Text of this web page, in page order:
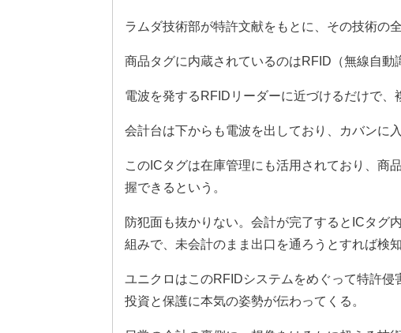
ラムダ技術部が特許文献をもとに、その技術の
商品タグに内蔵されているのはRFID（無線自動
電波を発するRFIDリーダーに近づけるだけで、
会計台は下からも電波を出しており、カバンに
このICタグは在庫管理にも活用されており、商
握できるという。
防犯面も抜かりない。会計が完了するとICタグ
組みで、未会計のまま出口を通ろうとすれば検
ユニクロはこのRFIDシステムをめぐって特許
投資と保護に本気の姿勢が伝わってくる。